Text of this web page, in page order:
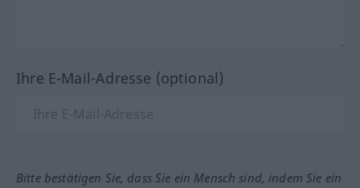
Ihre E-Mail-Adresse (optional)
Bitte bestätigen Sie, dass Sie ein Mensch sind, indem Sie ein